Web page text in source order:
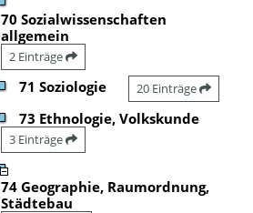
70 Sozialwissenschaften
allgemein
2 Einträge
71 Soziologie 20 Einträge
73 Ethnologie, Volkskunde
3 Einträge
74 Geographie, Raumordnung,
Städtebau